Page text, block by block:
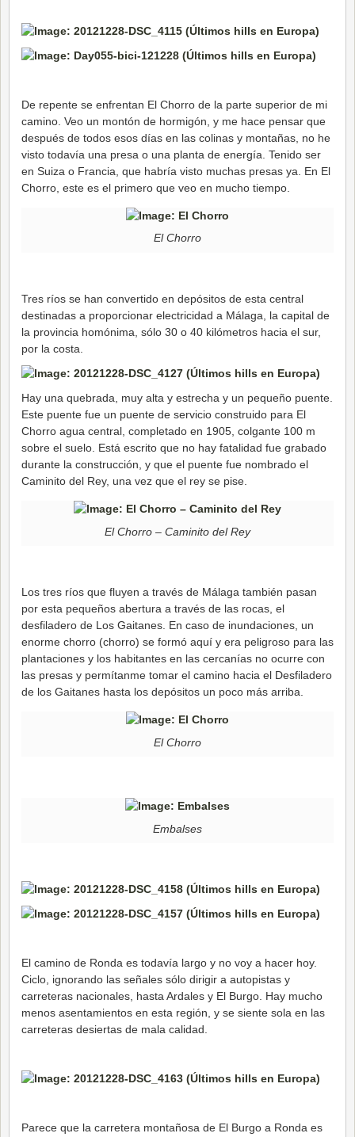
De repente se enfrentan El Chorro de la parte superior de mi
camino. Veo un montón de hormigón, y me hace pensar que
después de todos esos días en las colinas y montañas, no he
visto todavía una presa o una planta de energía. Tenido ser
en Suiza o Francia, que habría visto muchas presas ya. En El
Chorro, este es el primero que veo en mucho tiempo.
El Chorro
Tres ríos se han convertido en depósitos de esta central
destinadas a proporcionar electricidad a Málaga, la capital de
la provincia homónima, sólo 30 o 40 kilómetros hacia el sur,
por la costa.
Hay una quebrada, muy alta y estrecha y un pequeño puente.
Este puente fue un puente de servicio construido para El
Chorro agua central, completado en 1905, colgante 100 m
sobre el suelo. Está escrito que no hay fatalidad fue grabado
durante la construcción, y que el puente fue nombrado el
Caminito del Rey, una vez que el rey se pise.
El Chorro – Caminito del Rey
Los tres ríos que fluyen a través de Málaga también pasan
por esta pequeños abertura a través de las rocas, el
desfiladero de Los Gaitanes. En caso de inundaciones, un
enorme chorro (chorro) se formó aquí y era peligroso para las
plantaciones y los habitantes en las cercanías no ocurre con
las presas y permítanme tomar el camino hacia el Desfiladero
de los Gaitanes hasta los depósitos un poco más arriba.
El Chorro
Embalses
El camino de Ronda es todavía largo y no voy a hacer hoy.
Ciclo, ignorando las señales sólo dirigir a autopistas y
carreteras nacionales, hasta Ardales y El Burgo. Hay mucho
menos asentamientos en esta región, y se siente sola en las
carreteras desiertas de mala calidad.
Parece que la carretera montañosa de El Burgo a Ronda es